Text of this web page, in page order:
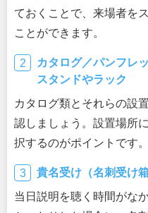
ておくことで、来場者を
ことができます。
カタログ／パンフレ
スタンドやラック
カタログ類とそれらの設
認しましょう。設置場所
択するのがポイントです。
貴名受け（名刺受け箱
当日説明を聴く時間がな